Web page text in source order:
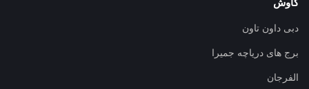
دبی داون تاون
برج های دریاچه جمیرا
الفرجان